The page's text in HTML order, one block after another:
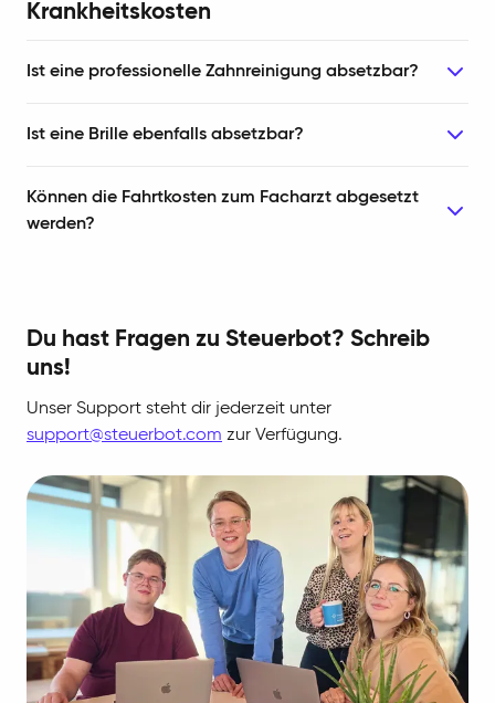
Krankheitskosten
Ist eine professionelle Zahnreinigung absetzbar?
Ist eine Brille ebenfalls absetzbar?
Können die Fahrtkosten zum Facharzt abgesetzt
werden?
Du hast Fragen zu Steuerbot? Schreib
uns!
Unser Support steht dir jederzeit unter
support@steuerbot.com zur Verfügung.